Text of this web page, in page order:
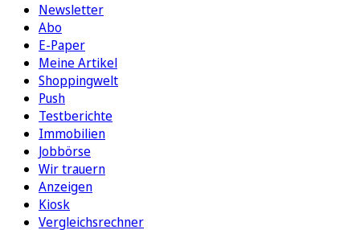
Newsletter
Abo
E-Paper
Meine Artikel
Shoppingwelt
Push
Testberichte
Immobilien
Jobbörse
Wir trauern
Anzeigen
Kiosk
Vergleichsrechner